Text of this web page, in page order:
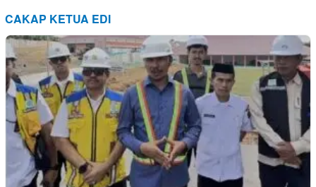
CAKAP KETUA EDI